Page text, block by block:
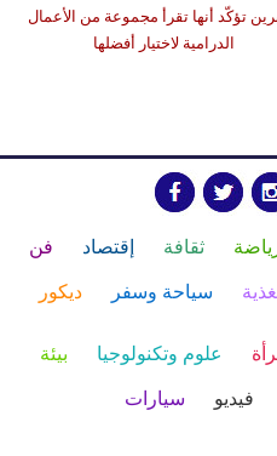
تؤكّد أنها تقرأ مجموعة من الأعمال
الدرامية لاختيار أفضلها
ثقافة إقتصاد فن
سياحة وسفر ديكور
علوم وتكنولوجيا بيئة
فيديو سيارات